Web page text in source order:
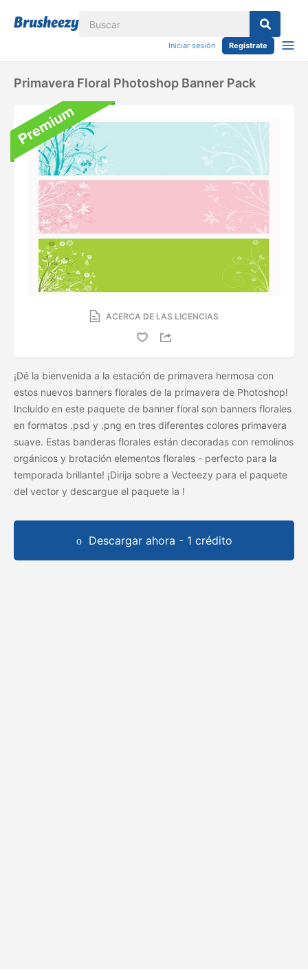
Iniciar sesión Regístrate
Primavera Floral Photoshop Banner Pack
ACERCA DE LAS LICENCIAS
¡Dé la bienvenida a la estación de primavera hermosa con
estos nuevos banners florales de la primavera de Photoshop!
Incluido en este paquete de banner floral son banners florales
en formatos .psd y .png en tres diferentes colores primavera
suave. Estas banderas florales están decoradas con remolinos
orgánicos y brotación elementos florales - perfecto para la
temporada brillante! ¡Dirija sobre a Vecteezy para el paquete
del vector y descargue el paquete la !
Descargar ahora - 1 crédito